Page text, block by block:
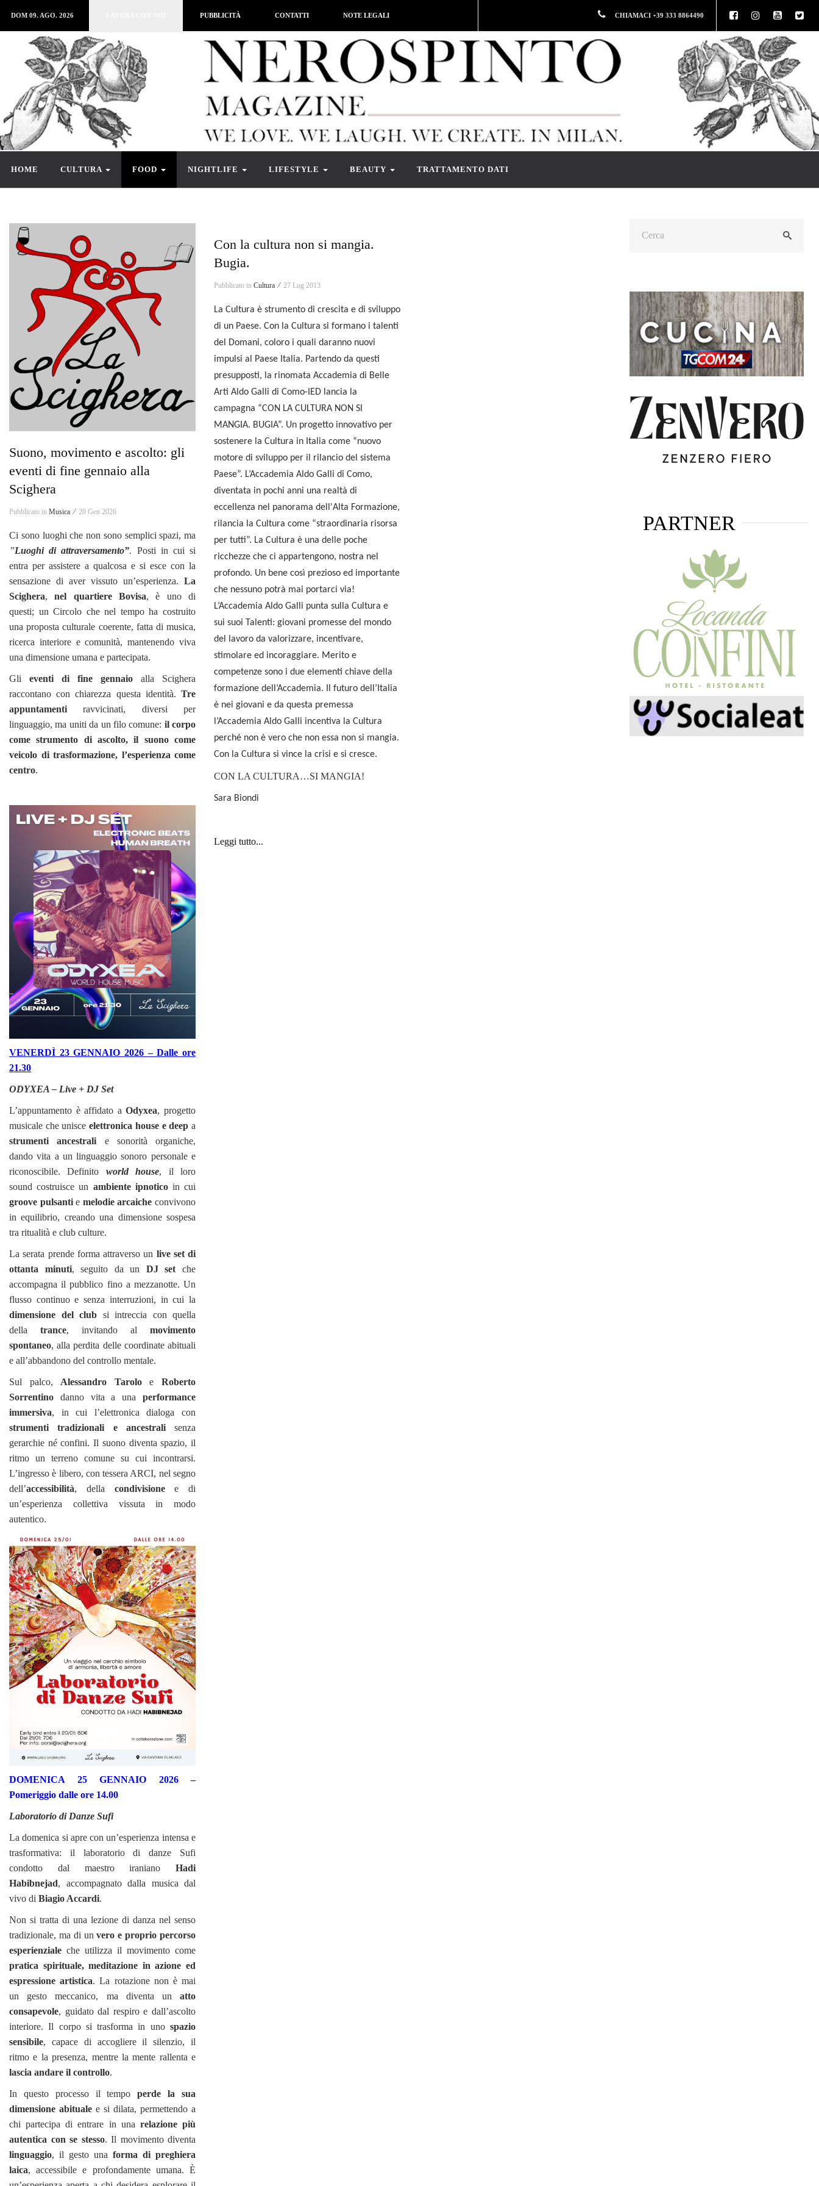
DOM 09. AGO. 2026 PUBBLICITÀ CONTATTI NOTE LEGALI CHIAMACI +39 333 8864490
HOME CULTURA FOOD NIGHTLIFE LIFESTYLE BEAUTY TRATTAMENTO DATI
Suono, movimento e ascolto: gli
eventi di fine gennaio alla
Scighera
Pubblicato in Musica ⁄ 20 Gen 2026
Ci sono luoghi che non sono semplici spazi, ma
”Luoghi di attraversamento”. Posti in cui si
entra per assistere a qualcosa e si esce con la
sensazione di aver vissuto un’esperienza. La
Scighera,nel quartiere Bovisa, è uno di
questi; un Circolo che nel tempo ha costruito
una proposta culturale coerente, fatta di musica,
ricerca interiore e comunità, mantenendo viva
una dimensione umana e partecipata.
Gli eventi di fine gennaio alla Scighera
raccontano con chiarezza questa identità. Tre
appuntamenti ravvicinati, diversi per
linguaggio, ma uniti da un filo comune: il corpo
come strumento di ascolto, il suono come
veicolo di trasformazione, l’esperienza come
centro.
VENERDÌ 23 GENNAIO 2026 – Dalle ore
21.30
ODYXEA – Live + DJ Set
L’appuntamento è affidato aOdyxea, progetto
musicale che unisceelettronica house e deep a
strumenti ancestrali e sonorità organiche,
dando vita a un linguaggio sonoro personale e
riconoscibile. Definito world house, il loro
sound costruisce un ambiente ipnoticoin cui
groove pulsantie melodie arcaiche convivono
in equilibrio, creando una dimensione sospesa
tra ritualità e club culture.
La serata prende forma attraverso un live set di
ottanta minuti, seguito da un DJ set che
accompagna il pubblico fino a mezzanotte. Un
flusso continuo e senza interruzioni, in cui la
dimensione del club si intreccia con quella
della trance, invitando al movimento
spontaneo, alla perdita delle coordinate abituali
e all’abbandono del controllo mentale.
Sul palco, Alessandro TaroloeRoberto
Sorrentino danno vita a una performance
immersiva, in cui l’elettronica dialoga con
strumenti tradizionali e ancestralisenza
gerarchie né confini. Il suono diventa spazio, il
ritmo un terreno comune su cui incontrarsi.
L’ingresso è libero, con tessera ARCI, nel segno
dell’accessibilità, della condivisionee di
un’esperienza collettiva vissuta in modo
autentico.
DOMENICA 25 GENNAIO 2026 –
Pomeriggio dalle ore 14.00
Laboratorio di Danze Sufi
La domenica si apre con un’esperienza intensa e
trasformativa: il laboratorio di danze Sufi
condotto dal maestro iraniano Hadi
Habibnejad, accompagnato dalla musica dal
vivo di Biagio Accardi.
Non si tratta di una lezione di danza nel senso
tradizionale, ma di unvero e proprio percorso
esperienziale che utilizza il movimento come
pratica spirituale, meditazione in azione ed
espressione artistica. La rotazione non è mai
un gesto meccanico, ma diventa un atto
consapevole, guidato dal respiro e dall’ascolto
interiore. Il corpo si trasforma in uno spazio
sensibile, capace di accogliere il silenzio, il
ritmo e la presenza, mentre la mente rallenta e
lascia andare il controllo.
In questo processo il tempoperde la sua
dimensione abituale e si dilata, permettendo a
chi partecipa di entrare in una relazione più
autentica con se stesso. Il movimento diventa
linguaggio, il gesto una forma di preghiera
laica, accessibile e profondamente umana. È
Con la cultura non si mangia.
Bugia.
Pubblicato in Cultura ⁄ 27 Lug 2013
La Cultura è strumento di crescita e di sviluppo
di un Paese. Con la Cultura si formano i talenti
del Domani, coloro i quali daranno nuovi
impulsi al Paese Italia. Partendo da questi
presupposti, la rinomata Accademia di Belle
Arti Aldo Galli di Como-IED lancia la
campagna “CON LA CULTURA NON SI
MANGIA. BUGIA”. Un progetto innovativo per
sostenere la Cultura in Italia come “nuovo
motore di sviluppo per il rilancio del sistema
Paese”. L’Accademia Aldo Galli di Como,
diventata in pochi anni una realtà di
eccellenza nel panorama dell'Alta Formazione,
rilancia la Cultura come “straordinaria risorsa
per tutti”. La Cultura è una delle poche
ricchezze che ci appartengono, nostra nel
profondo. Un bene così prezioso ed importante
che nessuno potrà mai portarci via!
L’Accademia Aldo Galli punta sulla Cultura e
sui suoi Talenti: giovani promesse del mondo
del lavoro da valorizzare, incentivare,
stimolare ed incoraggiare. Merito e
competenze sono i due elementi chiave della
formazione dell’Accademia. Il futuro dell’Italia
è nei giovani e da questa premessa
l’Accademia Aldo Galli incentiva la Cultura
perché non è vero che non essa non si mangia.
Con la Cultura si vince la crisi e si cresce.
CON LA CULTURA…SI MANGIA!
Sara Biondi
Leggi tutto...
PARTNER